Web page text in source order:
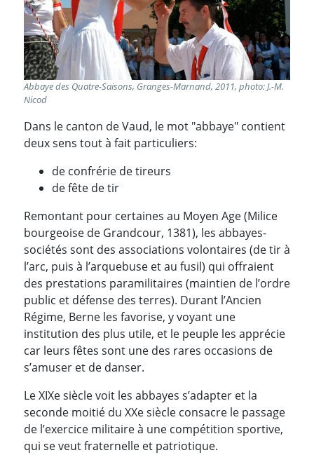
Abbaye des Quatre-Saisons, Granges-Marnand, 2011, photo: J.-M.
Nicod
Dans le canton de Vaud, le mot "abbaye" contient
deux sens tout à fait particuliers:
de confrérie de tireurs
de fête de tir
Remontant pour certaines au Moyen Age (Milice
bourgeoise de Grandcour, 1381), les abbayes-
sociétés sont des associations volontaires (de tir à
l’arc, puis à l’arquebuse et au fusil) qui offraient
des prestations paramilitaires (maintien de l’ordre
public et défense des terres). Durant l’Ancien
Régime, Berne les favorise, y voyant une
institution des plus utile, et le peuple les apprécie
car leurs fêtes sont une des rares occasions de
s’amuser et de danser.
Le XIXe siècle voit les abbayes s’adapter et la
seconde moitié du XXe siècle consacre le passage
de l’exercice militaire à une compétition sportive,
qui se veut fraternelle et patriotique.